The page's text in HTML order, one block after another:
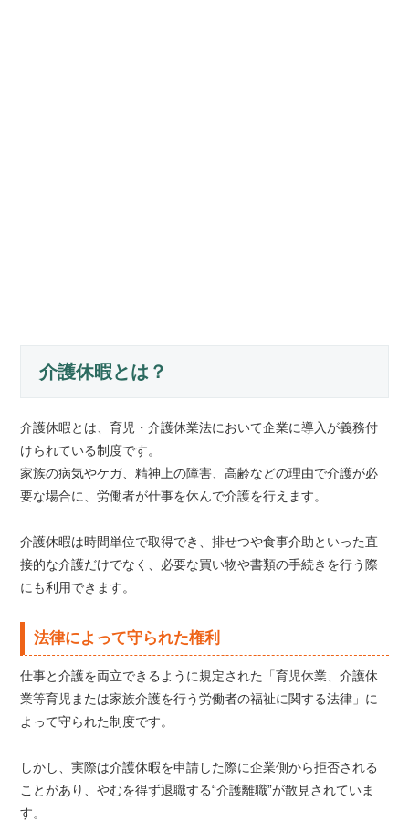
介護休暇とは？
介護休暇とは、育児・介護休業法において企業に導入が義務付
けられている制度です。
家族の病気やケガ、精神上の障害、高齢などの理由で介護が必
要な場合に、労働者が仕事を休んで介護を行えます。
介護休暇は時間単位で取得でき、排せつや食事介助といった直
接的な介護だけでなく、必要な買い物や書類の手続きを行う際
にも利用できます。
法律によって守られた権利
仕事と介護を両立できるように規定された「育児休業、介護休
業等育児または家族介護を行う労働者の福祉に関する法律」に
よって守られた制度です。
しかし、実際は介護休暇を申請した際に企業側から拒否される
ことがあり、やむを得ず退職する“介護離職”が散見されていま
す。